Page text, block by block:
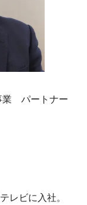
業 パートナー
レビに入社。